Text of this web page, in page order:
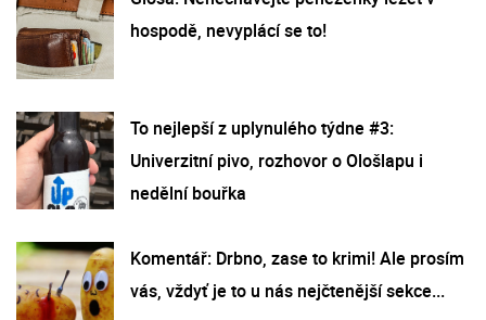
hospodě, nevyplácí se to!
To nejlepší z uplynulého týdne #3:
Univerzitní pivo, rozhovor o Ološlapu i
nedělní bouřka
Komentář: Drbno, zase to krimi! Ale prosím
vás, vždyť je to u nás nejčtenější sekce...